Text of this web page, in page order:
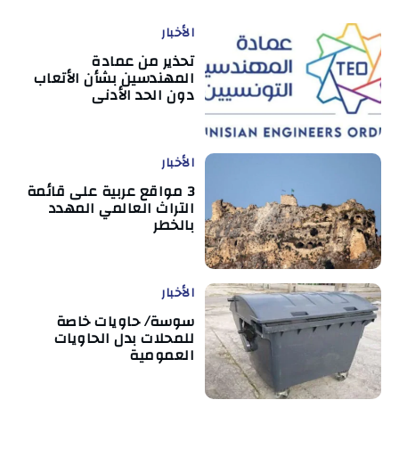
الأخبار
تحذير من عمادة
المهندسين بشأن الأتعاب
دون الحد الأدنى
الأخبار
3 مواقع عربية على قائمة
التراث العالمي المهدد
بالخطر
الأخبار
سوسة/ حاويات خاصة
للمحلات بدل الحاويات
العمومية